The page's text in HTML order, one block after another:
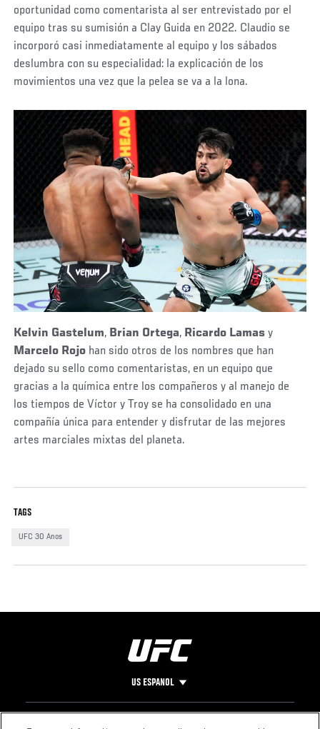
oportunidad como comentarista al ser entrevistado por el
equipo tras su sumisión a Clay Guida en 2022. Claudio se
incorporó casi inmediatamente al equipo y los sábados
deslumbra con su especialidad: la explicación de los
movimientos una vez que la pelea se va a la lona.
Kelvin Gastelum, Brian Ortega, Ricardo Lamas y
Marcelo Rojo han sido otros de los nombres que han
dejado su sello como comentaristas, en un equipo que
gracias a la química entre los compañeros y al manejo de
los tiempos de Víctor y Troy se ha consolidado en una
compañía única para entender y disfrutar de las mejores
artes marciales mixtas del planeta.
TAGS
UFC 30 Anos
US ESPANOL